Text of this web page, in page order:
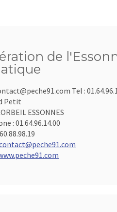
de
Tel :
Petit
ESSONNES
: 01.64.96.14.00